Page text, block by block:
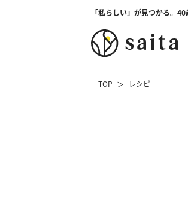
「私らしい」が見つかる。
TOP レシピ